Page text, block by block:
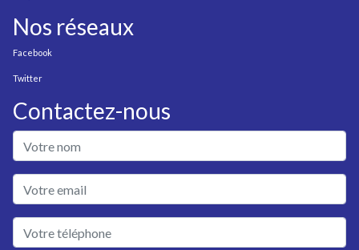
Nos réseaux
Facebook
Twitter
Contactez-nous